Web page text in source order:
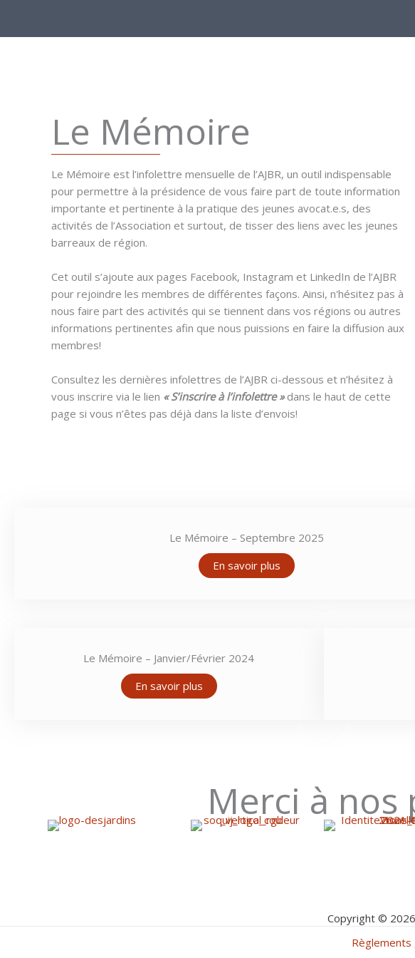
Le Mémoire
Le Mémoire est l’infolettre mensuelle de l’AJBR, un outil indispensable
pour permettre à la présidence de vous faire part de toute information
importante et pertinente à la pratique des jeunes avocat.e.s, des
activités de l’Association et surtout, de tisser des liens avec les jeunes
barreaux de région.
Cet outil s’ajoute aux pages Facebook, Instagram et LinkedIn de l’AJBR
pour rejoindre les membres de différentes façons. Ainsi, n'hésitez pas à
nous faire part des activités qui se tiennent dans vos régions ou autres
informations pertinentes afin que nous puissions en faire la diffusion aux
membres!
Consultez les dernières infolettres de l’AJBR ci-dessous et n’hésitez à
vous inscrire via le lien « S’inscrire à l’infolettre »dans le haut de cette
page si vous n’êtes pas déjà dans la liste d’envois!
Le Mémoire – Septembre 2025
En savoir plus
Le Mémoire – Janvier/Février 2024
En savoir plus
Merci à
Copyright ©
Règlements